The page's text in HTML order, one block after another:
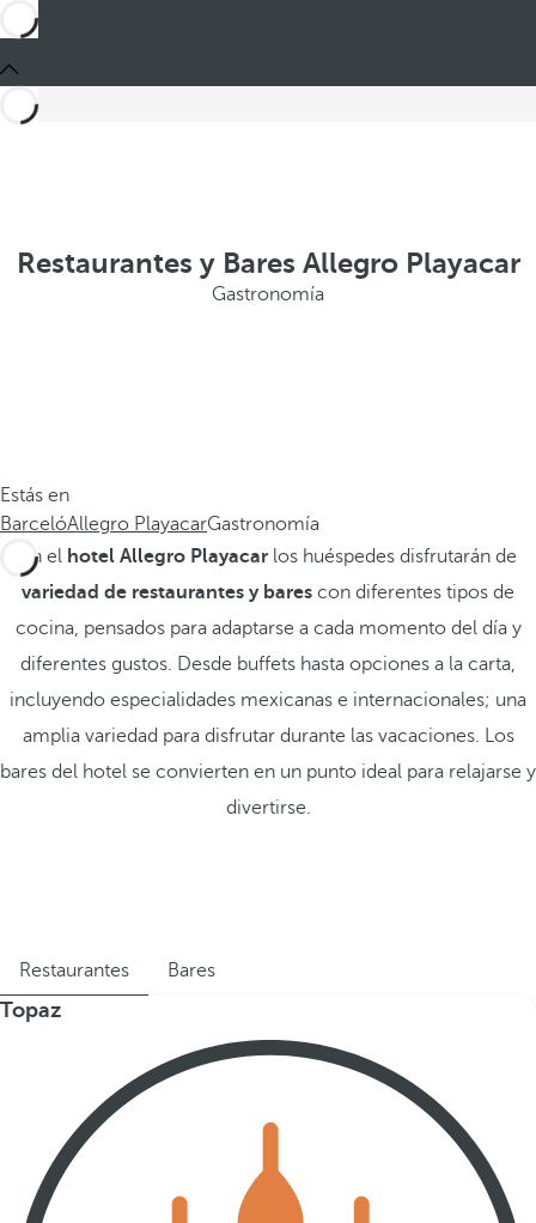
Restaurantes y Bares Allegro Playacar
Gastronomía
Estás en
BarcelóAllegro PlayacarGastronomía
En el hotel Allegro Playacarlos huéspedes disfrutarán de
variedad de restaurantes y bares con diferentes tipos de
cocina, pensados para adaptarse a cada momento del día y
diferentes gustos. Desde buffets hasta opciones a la carta,
incluyendo especialidades mexicanas e internacionales; una
amplia variedad para disfrutar durante las vacaciones. Los
bares del hotel se convierten en un punto ideal para relajarse y
divertirse.
Restaurantes Bares
Topaz